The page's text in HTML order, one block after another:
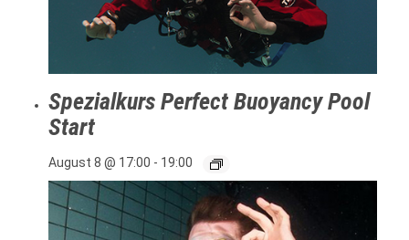
Spezialkurs Perfect Buoyancy Pool
Start
August 8 @ 17:00 - 19:00